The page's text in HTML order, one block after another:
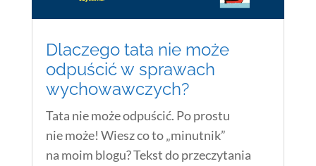
Dlaczego tata nie może
odpuścić w sprawach
wychowawczych?
Tata nie może odpuścić. Po prostu
nie może! Wiesz co to „minutnik”
na moim blogu? Tekst do przeczytania